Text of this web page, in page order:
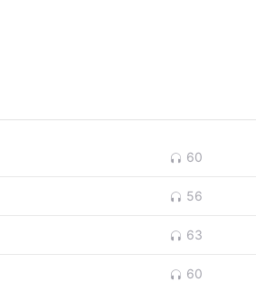
60
56
63
60